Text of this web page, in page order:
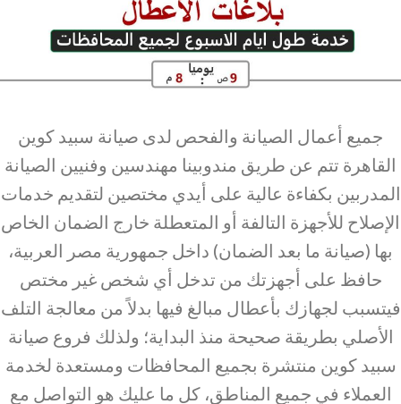
جميع أعمال الصيانة والفحص لدى صيانة سبيد كوين
القاهرة تتم عن طريق مندوبينا مهندسين وفنيين الصيانة
المدربين بكفاءة عالية على أيدي مختصين لتقديم خدمات
الإصلاح للأجهزة التالفة أو المتعطلة خارج الضمان الخاص
بها (صيانة ما بعد الضمان) داخل جمهورية مصر العربية،
حافظ على أجهزتك من تدخل أي شخص غير مختص
فيتسبب لجهازك بأعطال مبالغ فيها بدلاً من معالجة التلف
الأصلي بطريقة صحيحة منذ البداية؛ ولذلك فروع صيانة
سبيد كوين منتشرة بجميع المحافظات ومستعدة لخدمة
العملاء في جميع المناطق، كل ما عليك هو التواصل مع